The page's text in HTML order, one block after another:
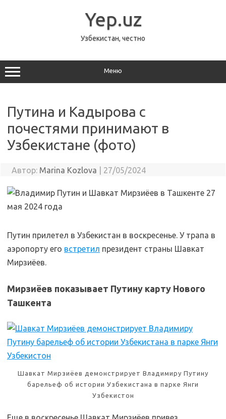
Yep.uz
Узбекистан, честно
Меню
Путина и Кадырова с
почестями принимают в
Узбекистане (фото)
Автор: Marina Kozlova 27/05/2024
Путин прилетел в Узбекистан в воскресенье. У трапа в
аэропорту его встретил президент страны Шавкат
Мирзиёев.
Мирзиёев показывает Путину карту Нового
Ташкента
Шавкат Мирзиёев демонстрирует Владимиру Путину
барельеф об истории Узбекистана в парке Янги
Узбекистон